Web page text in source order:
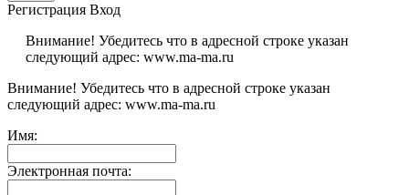
Регистрация Вход
Внимание! Убедитесь что в адресной строке указан
следующий адрес: www.ma-ma.ru
Внимание! Убедитесь что в адресной строке указан
следующий адрес: www.ma-ma.ru
Имя:
Электронная почта: